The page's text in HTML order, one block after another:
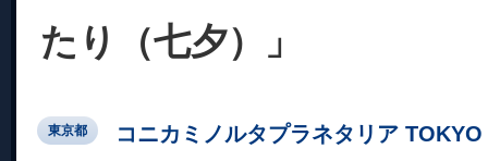
たり（七夕）」
東京都 コニカミノルタプラネタリア TOKYO